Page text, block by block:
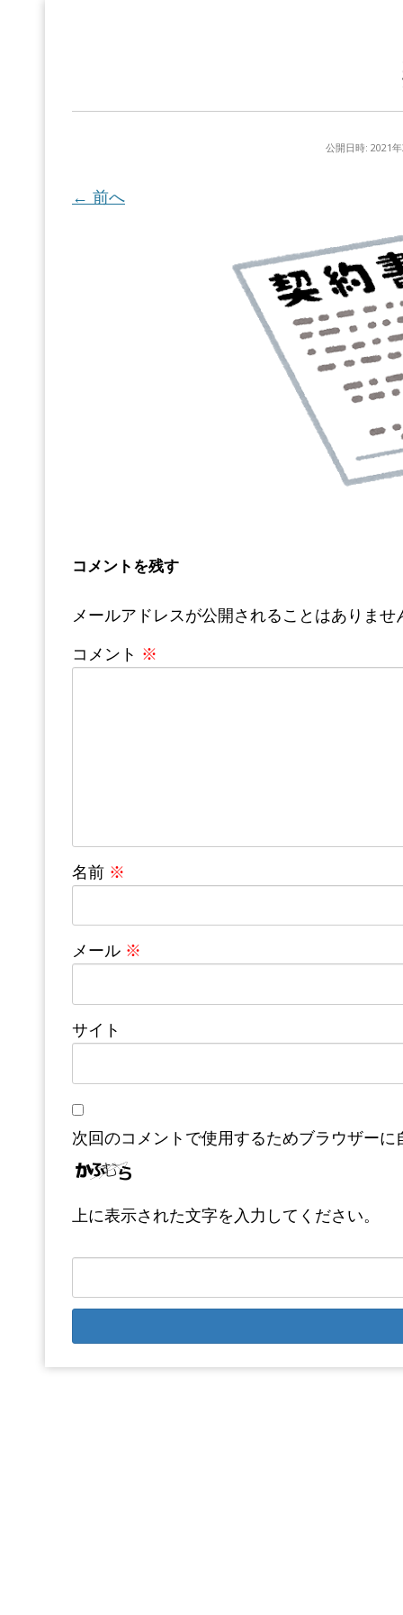
公開日時: 2021
← 前へ
コメントを残す
メールアドレスが公開されることはありませ
コメント ※
名前 ※
メール ※
サイト
次回のコメントで使用するためブラウザー
上に表示された文字を入力してください。